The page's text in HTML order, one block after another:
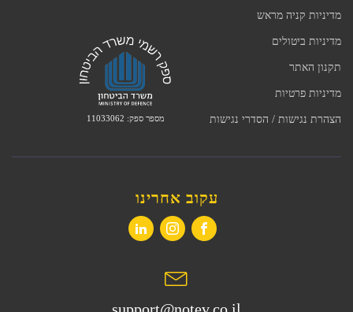
מדיניות קניה מראש
מדיניות ביטולים
תקנון האתר
מדיניות פרטיות
הצהרת נגישות / הסדרי נגישות מספר ספק: 11033062
עקוב אחרינו